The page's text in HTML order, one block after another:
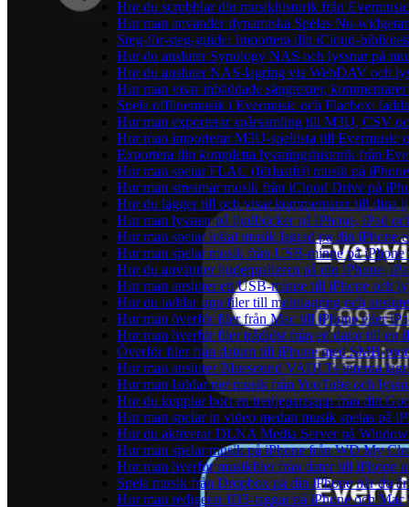
Hur du scrobblar din musikhistorik från
Hur man använder dynamiska Spelas Nu-
Steg-för-steg-guide: Importera ditt iCloud-
Hur du ansluter Synology NAS och lyssnar på
Hur du ansluter NAS-lagring via WebDAV och
Hur man visar inbäddade sångtexter,
Spela offlinemusik i Evermusic och Flacbox:
Hur man exporterar spårsamling till M3U, CSV
Hur man importerar M3U-spellista till Evermusic
Exportera din kompletta lyssningshistorik från
Hur man spelar FLAC (förlustfri) musik på iPhone
Hur man streamar musik från iCloud Drive på
Hur du lägger till och visar kommentarer till dina
Hur man lyssnar på ljudböcker på iPhone, iPad
Hur man spelar lokal musik lagrad pa din iPhone
Hur man spelar musik från USB-minne på
Hur du använder ljudequalizern på din iPhone,
Hur man ansluter ett USB-minne till iPhone och
Hur du laddar upp filer till molnlagring och
Hur man överför filer från Mac till iPhone eller
Hur man överför filer trådlöst från en dator till en
Överför filer från datorn till iPhone med SMB-
Hur man ansluter Bluesound VAULTs interna
Hur man laddar ner musik från YouTube och
Hur du kopplar bort en tredjepartsapp från ditt
Hur man spelar in video medan musik spelas på
Hur du aktiverar DLNA Media Server på
Hur man spelar musik på iPhone från WD My
Hur man överför musikfiler från dator till iPhone
Spela musik från Dropbox på din iPhone när du
Hur man redigerar ID3-taggar på iPhone och Mac